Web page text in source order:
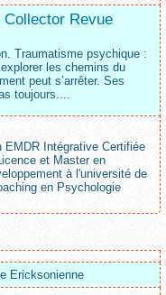
Revue
Traumatisme psychique :
les chemins du
peut s’arrêter. Ses
toujours....
EMDR Intégrative Certifiée
et Master en
à l'université de
en Psychologie
Ericksonienne